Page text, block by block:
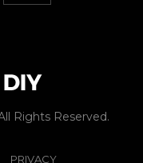
Rights Reserved.
PRIVACY